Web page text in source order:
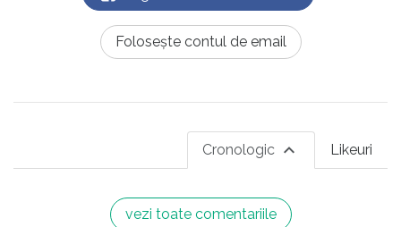
Folosește contul de email
Likeuri
Cronologic
vezi toate comentariile